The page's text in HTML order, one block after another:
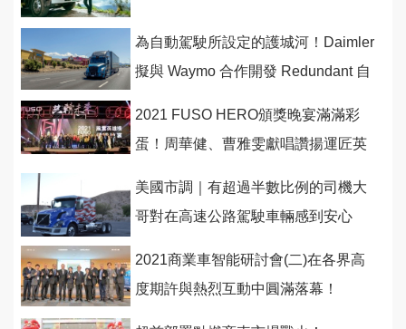
為自動駕駛所設定的護城河！Daimler
擬與 Waymo 合作開發 Redundant 自
2021 FUSO HERO頒獎晚宴滿滿彩
蛋！周華健、曹雅雯獻唱讚揚運匠英
美國市調｜有超過半數比例的司機大
哥對在高速公路駕駛車輛感到安心
2021商業車智能研討會(二)在各界高
度期許與熱烈互動中圓滿落幕！